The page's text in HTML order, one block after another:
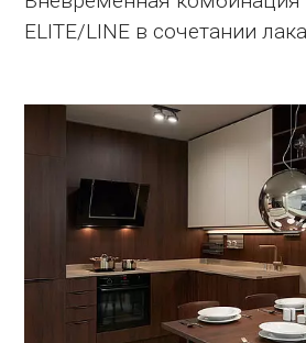
ELITE/LINE в сочетании